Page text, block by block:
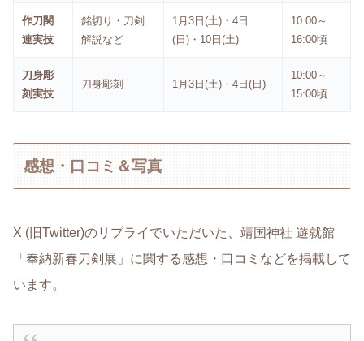
作刀関
連実技
銘切り・刀剣
解説など
1月3日(土)・4日
(日)・10日(土)
10:00～
16:00頃
刀身彫
刻実技
刀身彫刻 1月3日(土)・4日(日)
10:00～
15:00頃
感想・口コミ＆写真
X (旧Twitter)のリプライでいただいた、靖国神社 遊就館
「奉納新春刀剣展」に関する感想・口コミなどを掲載して
います。